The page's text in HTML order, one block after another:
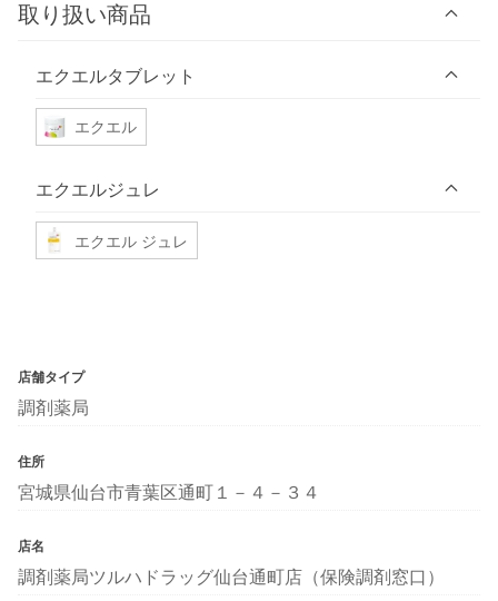
取り扱い商品
エクエルタブレット
エクエル
エクエルジュレ
エクエル ジュレ
店舗タイプ
調剤薬局
住所
宮城県仙台市青葉区通町１－４－３４
店名
調剤薬局ツルハドラッグ仙台通町店（保険調剤窓口）